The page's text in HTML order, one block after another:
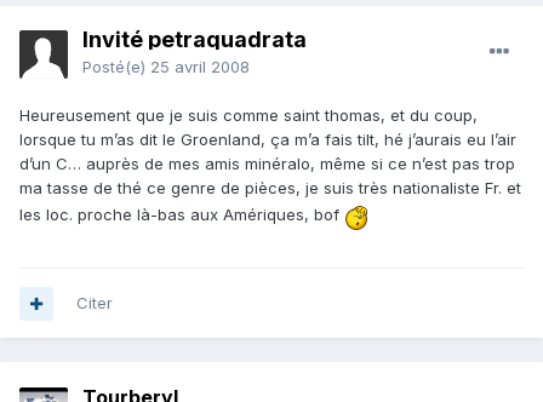
Invité petraquadrata
Posté(e) 25 avril 2008
Heureusement que je suis comme saint thomas, et du coup,
lorsque tu m’as dit le Groenland, ça m’a fais tilt, hé j’aurais eu l’air
d’un C… auprès de mes amis minéralo, même si ce n’est pas trop
ma tasse de thé ce genre de pièces, je suis très nationaliste Fr. et
les loc. proche là-bas aux Amériques, bof
Citer